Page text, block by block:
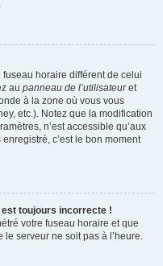
fuseau horaire différent de celui
au panneau de l’utilisateuret
à la zone où vous vous
etc.). Notez que la modification
n’est accessible qu’aux
c’est le bon moment
est toujours incorrecte !
votre fuseau horaire et que
le serveur ne soit pas à l’heure.